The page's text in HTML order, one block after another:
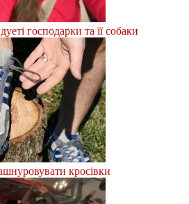
господарки та її собаки
кросівки